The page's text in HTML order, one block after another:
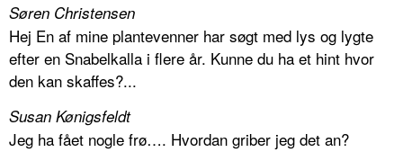
Søren Christensen
Hej En af mine plantevenner har søgt med lys og lygte
efter en Snabelkalla i flere år. Kunne du ha et hint hvor
den kan skaffes?...
Susan Kønigsfeldt
Jeg ha fået nogle frø…. Hvordan griber jeg det an?